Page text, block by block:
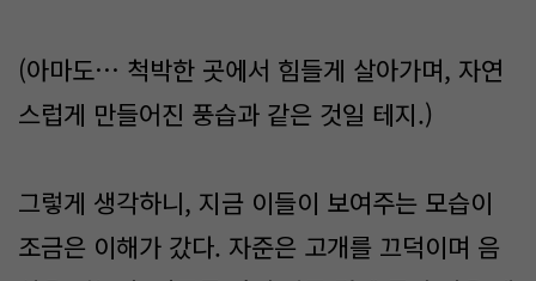
(아마도… 척박한 곳에서 힘들게 살아가며, 자연
스럽게 만들어진 풍습과 같은 것일 테지.)
그렇게 생각하니, 지금 이들이 보여주는 모습이
조금은 이해가 갔다. 자준은 고개를 끄덕이며 음